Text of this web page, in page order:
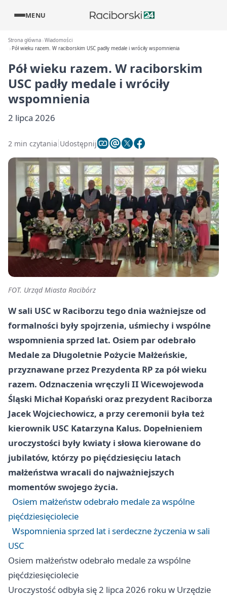
MENU
Strona główna Wiadomości
Pół wieku razem. W raciborskim USC padły medale i wróciły wspomnienia
Pół wieku razem. W raciborskim
USC padły medale i wróciły
wspomnienia
2 lipca 2026
2 min czytania Udostępnij
FOT. Urząd Miasta Racibórz
W sali USC w Raciborzu tego dnia ważniejsze od
formalności były spojrzenia, uśmiechy i wspólne
wspomnienia sprzed lat. Osiem par odebrało
Medale za Długoletnie Pożycie Małżeńskie,
przyznawane przez Prezydenta RP za pół wieku
razem. Odznaczenia wręczyli II Wicewojewoda
Śląski Michał Kopański oraz prezydent Raciborza
Jacek Wojciechowicz, a przy ceremonii była też
kierownik USC Katarzyna Kalus. Dopełnieniem
uroczystości były kwiaty i słowa kierowane do
jubilatów, którzy po pięćdziesięciu latach
małżeństwa wracali do najważniejszych
momentów swojego życia.
Osiem małżeństw odebrało medale za wspólne
pięćdziesięciolecie
Wspomnienia sprzed lat i serdeczne życzenia w sali
USC
Osiem małżeństw odebrało medale za wspólne
pięćdziesięciolecie
Uroczystość odbyła się 2 lipca 2026 roku w Urzędzie